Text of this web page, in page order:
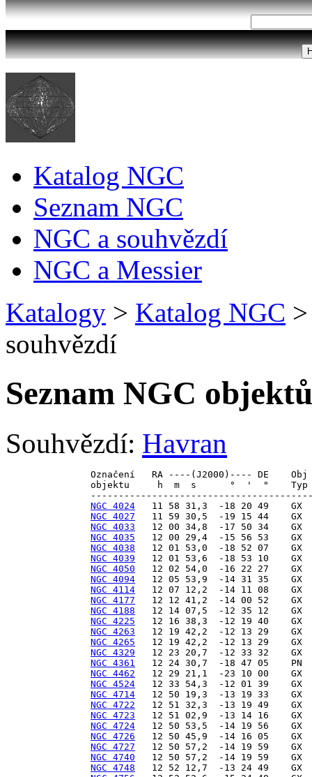
Katalog NGC
Seznam NGC
NGC a souhvězdí
NGC a Messier
Katalogy > Katalog NGC >
souhvězdí
Seznam NGC
Souhvězdí: Havran
Označení   RA ----(J2000)---- DE
objektu     h  m  s      °  '  "    Typ
NGC 4024
NGC 4027
NGC 4033
NGC 4035
NGC 4038
NGC 4039
NGC 4050
NGC 4094
NGC 4114
NGC 4177
NGC 4188
NGC 4225
NGC 4263
NGC 4265
NGC 4329
NGC 4361
NGC 4462
NGC 4524
NGC 4714
NGC 4722
NGC 4723
NGC 4724
NGC 4726
NGC 4727
NGC 4740
NGC 4748